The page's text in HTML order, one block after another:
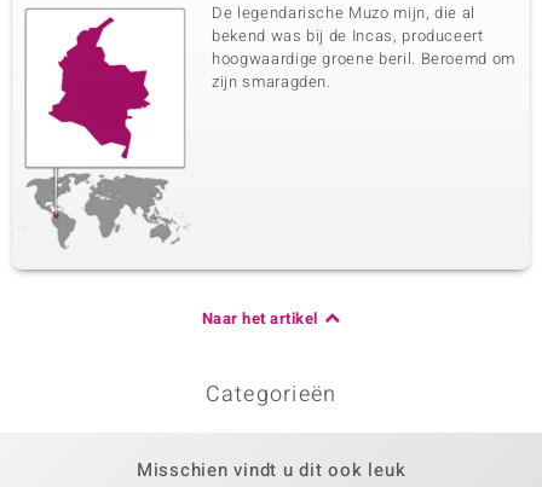
De legendarische Muzo mijn, die al
bekend was bij de Incas, produceert
hoogwaardige groene beril. Beroemd om
zijn smaragden.
Naar het artikel
Categorieën
Misschien vindt u dit ook leuk